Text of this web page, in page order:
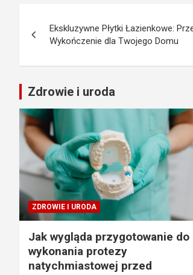
wpisu
Ekskluzywne Płytki Łazienkowe:
Wykończenie dla Twojego Domu
Zdrowie i uroda
ZDROWIE I URODA
Jak wygląda przygotowanie do
wykonania protezy
natychmiastowej przed